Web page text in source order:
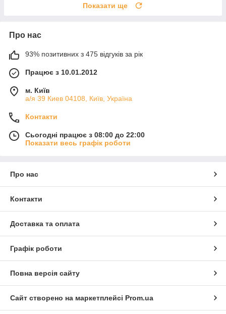
Показати ще
Про нас
93% позитивних з 475 відгуків за рік
Працює з 10.01.2012
м. Київ
а/я 39 Киев 04108, Київ, Україна
Контакти
Сьогодні працює з 08:00 до 22:00
Показати весь графік роботи
Про нас
Контакти
Доставка та оплата
Графік роботи
Повна версія сайту
Сайт створено на маркетплейсі Prom.ua